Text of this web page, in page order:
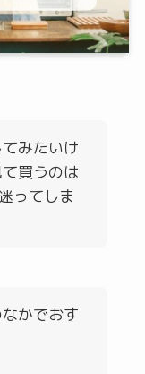
みたいけ
買うのは
ってしま
かでおす